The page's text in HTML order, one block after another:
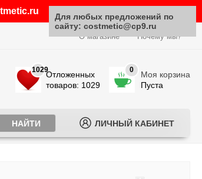
О магазине Почему мы?
1029Отложенных
товаров: 1029
0
Моя корзина
Пуста
ЛИЧНЫЙ КАБИНЕТ
Для любых предложений по
сайту: costmetic@cp9.ru